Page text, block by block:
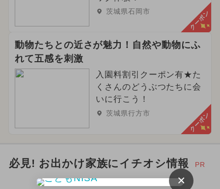
茨城県石岡市 クーポン
動物たちとの近さが魅力！自然や動物にふ
れて五感を刺激
入園料割引クーポン有★た
くさんのどうぶつたちに会
いに行こう！
茨城県行方市 クーポン
必見! お出かけ家族にイチオシ情報 PR
×